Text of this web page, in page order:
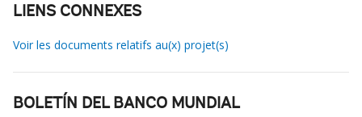
LIENS CONNEXES
Voir les documents relatifs au(x) projet(s)
BOLETÍN DEL BANCO MUNDIAL